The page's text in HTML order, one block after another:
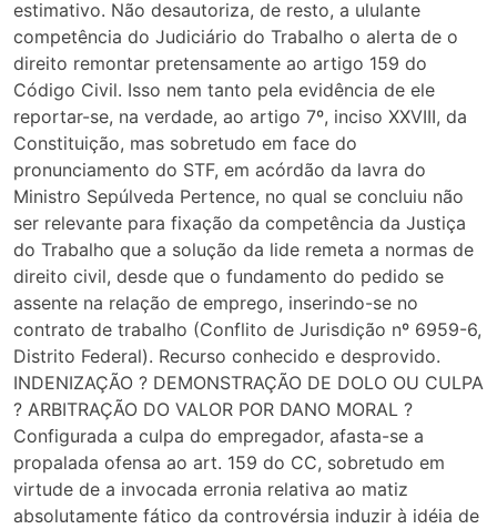
estimativo. Não desautoriza, de resto, a ululante
competência do Judiciário do Trabalho o alerta de o
direito remontar pretensamente ao artigo 159 do
Código Civil. Isso nem tanto pela evidência de ele
reportar-se, na verdade, ao artigo 7º, inciso XXVIII, da
Constituição, mas sobretudo em face do
pronunciamento do STF, em acórdão da lavra do
Ministro Sepúlveda Pertence, no qual se concluiu não
ser relevante para fixação da competência da Justiça
do Trabalho que a solução da lide remeta a normas de
direito civil, desde que o fundamento do pedido se
assente na relação de emprego, inserindo-se no
contrato de trabalho (Conflito de Jurisdição nº 6959-6,
Distrito Federal). Recurso conhecido e desprovido.
INDENIZAÇÃO ? DEMONSTRAÇÃO DE DOLO OU CULPA
? ARBITRAÇÃO DO VALOR POR DANO MORAL ?
Configurada a culpa do empregador, afasta-se a
propalada ofensa ao art. 159 do CC, sobretudo em
virtude de a invocada erronia relativa ao matiz
absolutamente fático da controvérsia induzir à idéia de